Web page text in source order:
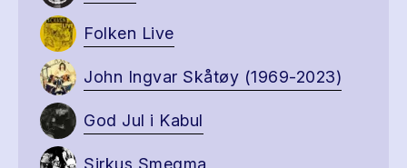
Folken Live
John Ingvar Skåtøy (1969-2023)
God Jul i Kabul
Sirkus Smegma